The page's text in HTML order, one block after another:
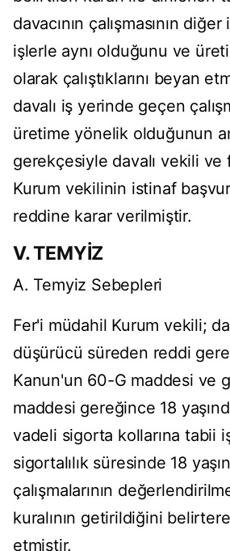
davacının çalışmasının
işlerle aynı olduğunu ve
olarak çalıştıklarını beyan
davalı iş yerinde geçen
üretime yönelik olduğunun
gerekçesiyle davalı vekili ve
Kurum vekilinin istinaf
reddine karar verilmiştir.
V. TEMYİZ
A. Temyiz Sebepleri
Fer'i müdahil Kurum vekili;
düşürücü süreden reddi
Kanun'un 60-G maddesi ve
maddesi gereğince 18
vadeli sigorta kollarına tabii
sigortalılık süresinde 18
çalışmalarının
kuralının getirildiğini
etmiştir.